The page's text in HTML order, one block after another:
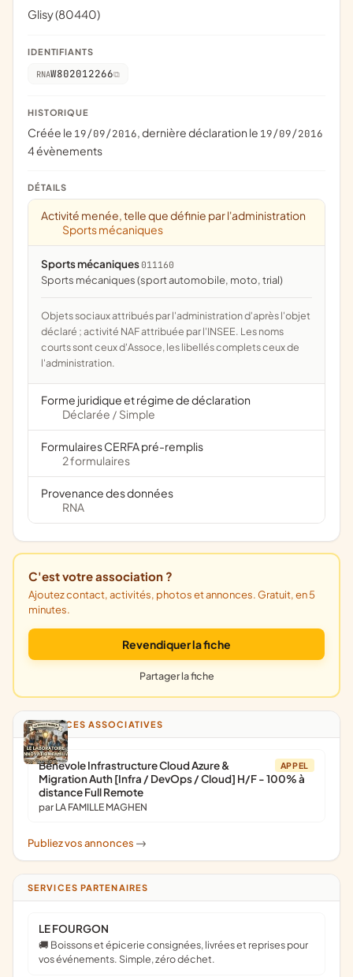
Glisy (80440)
IDENTIFIANTS
RNAW802012266
HISTORIQUE
Créée le 19/09/2016, dernière déclaration le 19/09/2016
4 évènements
DÉTAILS
Activité menée, telle que définie par l'administration
Sports mécaniques
Sports mécaniques 011160
Sports mécaniques (sport automobile, moto, trial)
Objets sociaux attribués par l'administration d'après l'objet
déclaré ; activité NAF attribuée par l'INSEE. Les noms
courts sont ceux d'Assoce, les libellés complets ceux de
l'administration.
Forme juridique et régime de déclaration
Déclarée / Simple
Formulaires CERFA pré-remplis
2 formulaires
Provenance des données
RNA
C'est votre association ?
Ajoutez contact, activités, photos et annonces. Gratuit, en 5
minutes.
Revendiquer la fiche
Partager la fiche
ANNONCES ASSOCIATIVES
APPEL
Bénévole Infrastructure Cloud Azure &
Migration Auth [Infra / DevOps / Cloud] H/F - 100% à
distance Full Remote
par LA FAMILLE MAGHEN
Publiez vos annonces ->
SERVICES PARTENAIRES
LE FOURGON
🚚 Boissons et épicerie consignées, livrées et reprises pour
vos événements. Simple, zéro déchet.